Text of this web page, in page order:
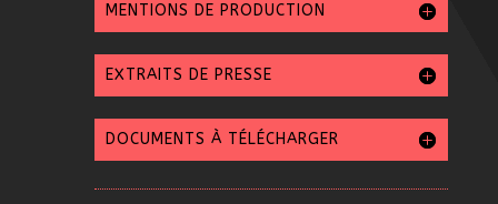
MENTIONS DE PRODUCTION
EXTRAITS DE PRESSE
DOCUMENTS À TÉLÉCHARGER